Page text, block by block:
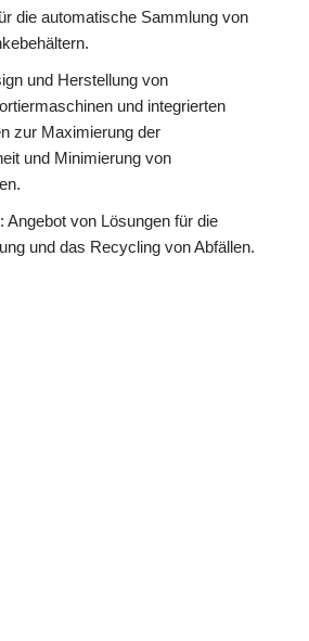
die automatische Sammlung von
und Herstellung von
und integrierten
zur Maximierung der
und Minimierung von
: Angebot von Lösungen für die
und das Recycling von Abfällen.